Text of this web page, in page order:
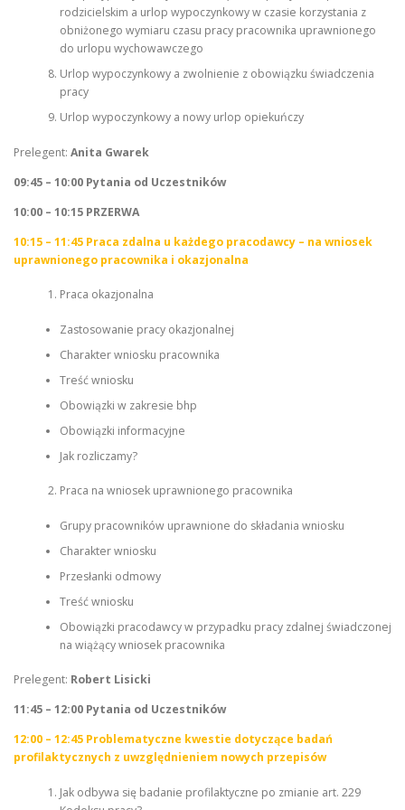
rodzicielskim a urlop wypoczynkowy w czasie korzystania z
obniżonego wymiaru czasu pracy pracownika uprawnionego
do urlopu wychowawczego
Urlop wypoczynkowy a zwolnienie z obowiązku świadczenia
pracy
Urlop wypoczynkowy a nowy urlop opiekuńczy
Prelegent: Anita Gwarek
09:45 – 10:00 Pytania od Uczestników
10:00 – 10:15 PRZERWA
10:15 – 11:45 Praca zdalna u każdego pracodawcy – na wniosek
uprawnionego pracownika i okazjonalna
Praca okazjonalna
Zastosowanie pracy okazjonalnej
Charakter wniosku pracownika
Treść wniosku
Obowiązki w zakresie bhp
Obowiązki informacyjne
Jak rozliczamy?
Praca na wniosek uprawnionego pracownika
Grupy pracowników uprawnione do składania wniosku
Charakter wniosku
Przesłanki odmowy
Treść wniosku
Obowiązki pracodawcy w przypadku pracy zdalnej świadczonej
na wiążący wniosek pracownika
Prelegent: Robert Lisicki
11:45 – 12:00 Pytania od Uczestników
12:00 – 12:45 Problematyczne kwestie dotyczące badań
profilaktycznych z uwzględnieniem nowych przepisów
Jak odbywa się badanie profilaktyczne po zmianie art. 229